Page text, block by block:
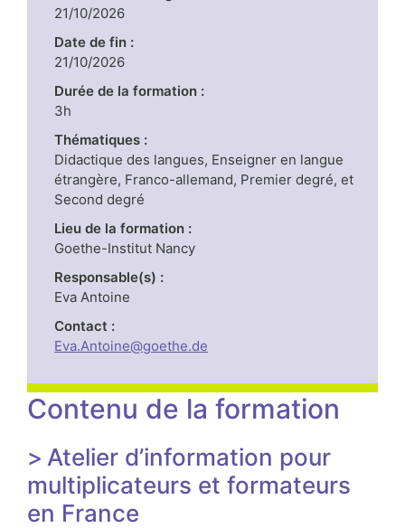
21/10/2026
Date de fin :
21/10/2026
Durée de la formation :
3h
Thématiques :
Didactique des langues, Enseigner en langue
étrangère, Franco-allemand, Premier degré, et
Second degré
Lieu de la formation :
Goethe-Institut Nancy
Responsable(s) :
Eva Antoine
Contact :
Eva.Antoine@goethe.de
Contenu de la formation
Atelier d’information pour
multiplicateurs et formateurs
en France